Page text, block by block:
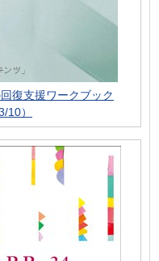
復支援ワークブック
10）